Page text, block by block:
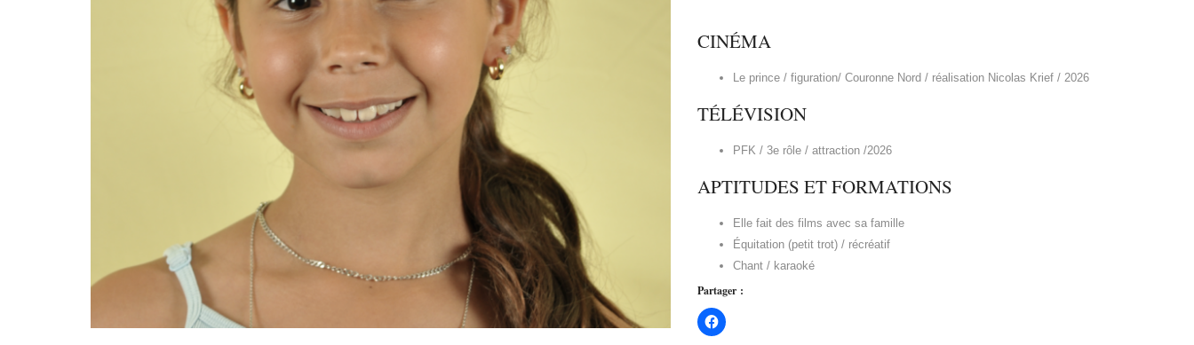
CINÉMA
Le prince / figuration/ Couronne Nord / réalisation Nicolas Krief / 2026
TÉLÉVISION
PFK / 3e rôle / attraction /2026
APTITUDES ET FORMATIONS
Elle fait des films avec sa famille
Équitation (petit trot) / récréatif
Chant / karaoké
Partager :